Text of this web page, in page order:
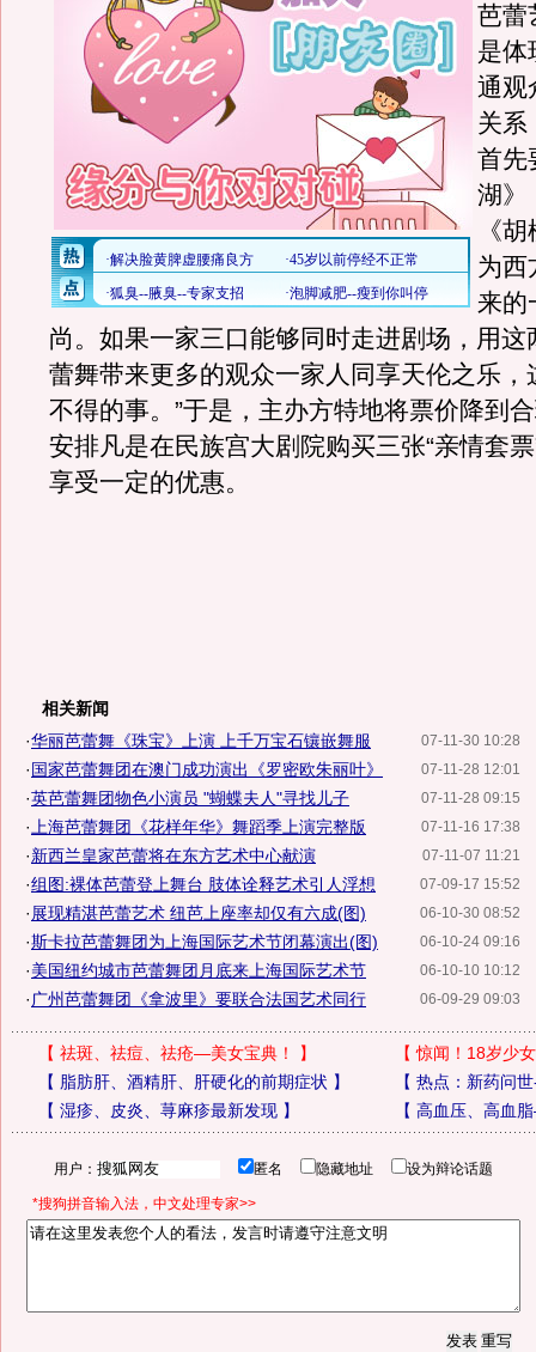
芭蕾
是体
通观
关系
首先
湖》
《
为西
来的
尚。如果一家三口能够同时走进剧场，用这
蕾舞带来更多的观众一家人同享天伦之乐，
不得的事。”于是，主办方特地将票价降到
安排凡是在民族宫大剧院购买三张“亲情套
享受一定的优惠。
相关新闻
07-11-30 10:28
·华丽芭蕾舞《珠宝》上演 上千万宝石镶嵌舞服
07-11-28 12:01
·国家芭蕾舞团在澳门成功演出《罗密欧朱丽叶》
07-11-28 09:15
·英芭蕾舞团物色小演员 "蝴蝶夫人"寻找儿子
07-11-16 17:38
· 上海芭蕾舞团《花样年华》舞蹈季上演完整版
07-11-07 11:21
·新西兰皇家芭蕾将在东方艺术中心献演
07-09-17 15:52
·组图:裸体芭蕾登上舞台 肢体诠释艺术引人浮想
06-10-30 08:52
· 展现精湛芭蕾艺术 纽芭上座率却仅有六成(图)
06-10-24 09:16
·斯卡拉芭蕾舞团为上海国际艺术节闭幕演出(图)
06-10-10 10:12
·美国纽约城市芭蕾舞团月底来上海国际艺术节
06-09-29 09:03
· 广州芭蕾舞团《拿波里》要联合法国艺术同行
【 祛斑、祛痘、祛疮—美女宝典！ 】 【惊闻！18岁少
【 脂肪肝、酒精肝、肝硬化的前期症状 】 【 热点：新药问
【 湿疹、皮炎、荨麻疹最新发现】 【 高血压、高血
用户： 匿名 隐藏地址 设为辩论话题
*搜狗拼音输入法，中文处理专家>>